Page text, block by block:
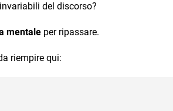
del discorso?
mentale per ripassare.
riempire qui: